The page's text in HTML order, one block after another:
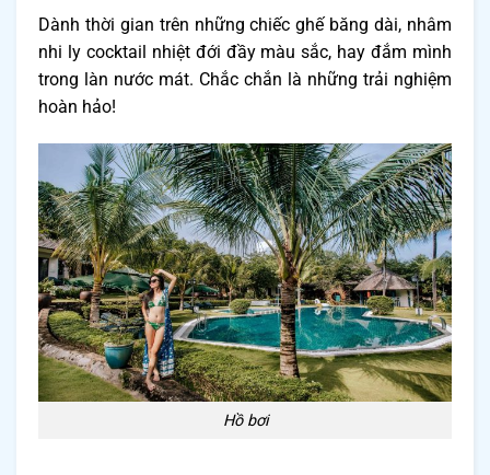
Dành thời gian trên những chiếc ghế băng dài, nhâm
nhi ly cocktail nhiệt đới đầy màu sắc, hay đắm mình
trong làn nước mát. Chắc chắn là những trải nghiệm
hoàn hảo!
Hồ bơi